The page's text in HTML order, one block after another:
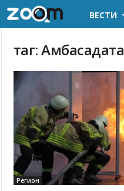
.
m
k
ВЕСТИ
таг: Амбасадата
Регион